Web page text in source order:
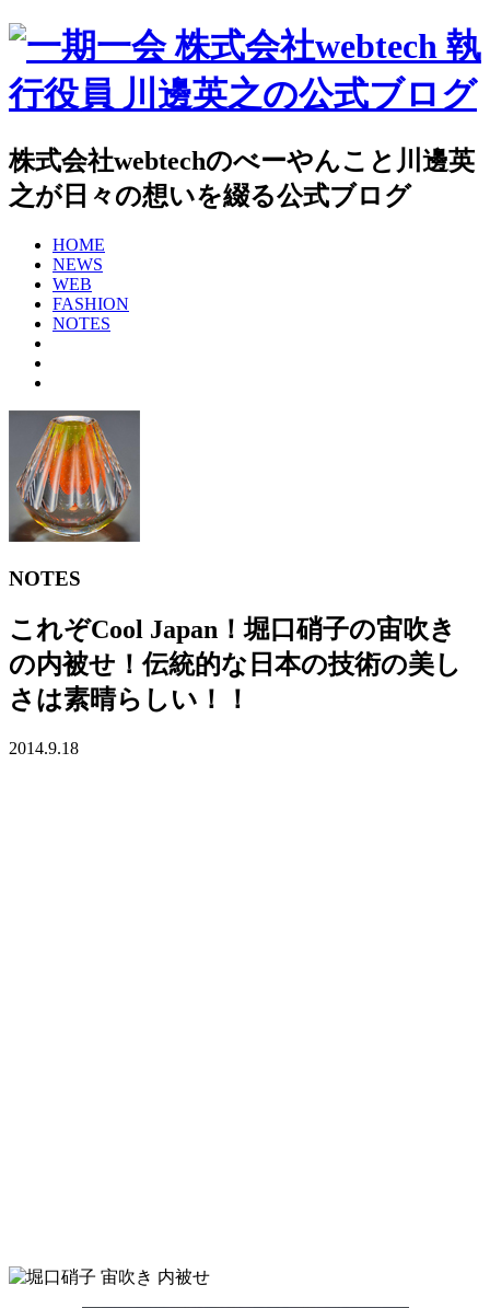
株式会社webtechのべーやんこと川邊英
之が日々の想いを綴る公式ブログ
HOME
NEWS
WEB
FASHION
NOTES
NOTES
これぞCool Japan！堀口硝子の宙吹き
の内被せ！伝統的な日本の技術の美し
さは素晴らしい！！
2014.9.18